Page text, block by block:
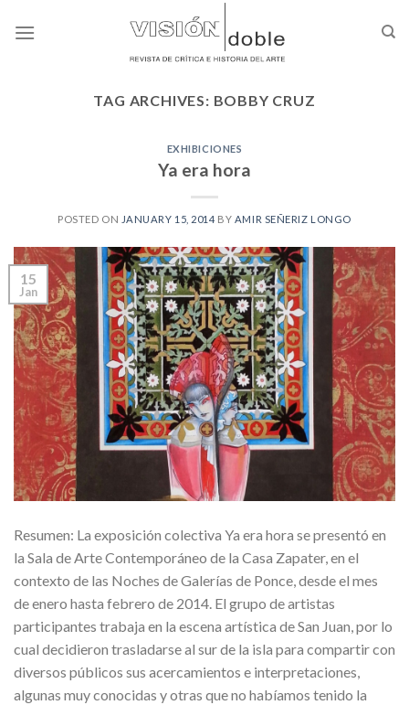
TAG ARCHIVES: BOBBY CRUZ
EXHIBICIONES
Ya era hora
POSTED ON JANUARY 15, 2014 BY AMIR SEÑERIZ LONGO
15
Jan
Resumen: La exposición colectiva Ya era hora se presentó en
la Sala de Arte Contemporáneo de la Casa Zapater, en el
contexto de las Noches de Galerías de Ponce, desde el mes
de enero hasta febrero de 2014. El grupo de artistas
participantes trabaja en la escena artística de San Juan, por lo
cual decidieron trasladarse al sur de la isla para compartir con
diversos públicos sus acercamientos e interpretaciones,
algunas muy conocidas y otras que no habíamos tenido la